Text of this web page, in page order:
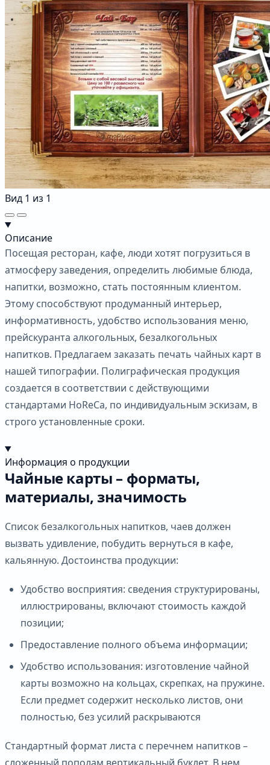
Вид 1 из 1
Описание
Посещая ресторан, кафе, люди хотят погрузиться в
атмосферу заведения, определить любимые блюда,
напитки, возможно, стать постоянным клиентом.
Этому способствуют продуманный интерьер,
информативность, удобство использования меню,
прейскуранта алкогольных, безалкогольных
напитков. Предлагаем заказать печать чайных карт в
нашей типографии. Полиграфическая продукция
создается в соответствии с действующими
стандартами HoReCa, по индивидуальным эскизам, в
строго установленные сроки.
Информация о продукции
Чайные карты – форматы,
материалы, значимость
Список безалкогольных напитков, чаев должен
вызвать удивление, побудить вернуться в кафе,
кальянную. Достоинства продукции:
Удобство восприятия: сведения структурированы,
иллюстрированы, включают стоимость каждой
позиции;
Предоставление полного объема информации;
Удобство использования: изготовление чайной
карты возможно на кольцах, скрепках, на пружине.
Если предмет содержит несколько листов, они
полностью, без усилий раскрываются
Стандартный формат листа с перечнем напитков –